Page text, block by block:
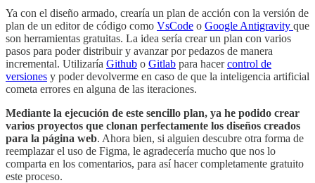
Ya con el diseño armado, crearía un plan de acción con la versión de
plan de un editor de código como VsCode o Google Antigravity que
son herramientas gratuitas. La idea sería crear un plan con varios
pasos para poder distribuir y avanzar por pedazos de manera
incremental. Utilizaría Github o Gitlab para hacercontrol de
versiones y poder devolverme en caso de que la inteligencia artificial
cometa errores en alguna de las iteraciones.
Mediante la ejecución de este sencillo plan, ya he podido crear
varios proyectos que clonan perfectamente los diseños creados
para la página web. Ahora bien, si alguien descubre otra forma de
reemplazar el uso de Figma, le agradecería mucho que nos lo
comparta en los comentarios, para así hacer completamente gratuito
este proceso.